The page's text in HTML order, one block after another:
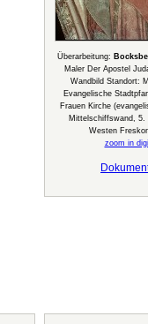
Überarbeitung:
Maler Der Apostel
Wandbild Standort:
Evangelische
Frauen Kirche
Mittelschiffswand, 5.
Westen
zoom in